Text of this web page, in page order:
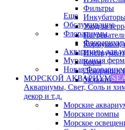
Фильтры
Уход за
Кормушки,
Корм
Декорации
Еще
Обслуживание
Флорариумы
Аквариумы для
Муравьиная
Новая Флорариум
МОРСКОЙ АКВАРИУМ
Аквариумы, Свет, Соль и
декор и т.д.
Морские
Морские помпы
Морское